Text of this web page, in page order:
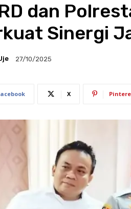
dan
Sinergi
27/10/2025
X